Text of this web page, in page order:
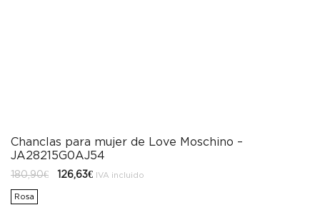
Chanclas para mujer de Love Moschino –
JA28215G0AJ54
180,90€
El126,63€ElIVA incluido
Rosa